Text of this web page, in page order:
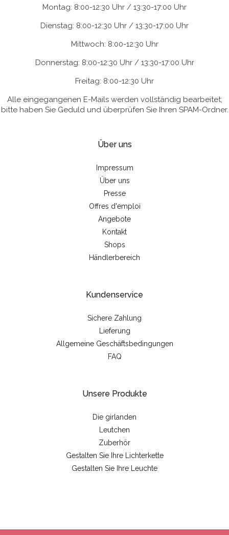
Montag: 8:00-12:30 Uhr / 13:30-17:00 Uhr
Dienstag: 8:00-12:30 Uhr / 13:30-17:00 Uhr
Mittwoch: 8:00-12:30 Uhr
Donnerstag: 8:00-12:30 Uhr / 13:30-17:00 Uhr
Freitag: 8:00-12:30 Uhr
Alle eingegangenen E-Mails werden vollständig bearbeitet;
bitte haben Sie Geduld und überprüfen Sie Ihren SPAM-Ordner.
Über uns
Impressum
Über uns
Presse
Offres d'emploi
Angebote
Kontakt
Shops
Händlerbereich
Kundenservice
Sichere Zahlung
Lieferung
Allgemeine Geschäftsbedingungen
FAQ
Unsere Produkte
Die girlanden
Leutchen
Zuberhör
Gestalten Sie Ihre Lichterkette
Gestalten Sie Ihre Leuchte